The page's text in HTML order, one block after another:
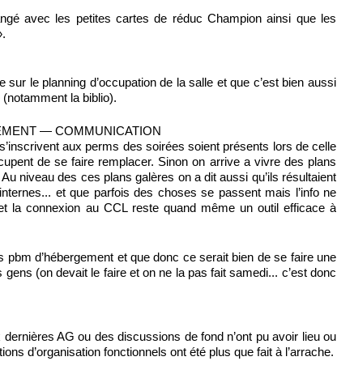
avec les petites cartes de réduc Champion ainsi que les
sur le planning d’occupation de la salle et que c’est bien aussi
la biblio).
— COMMUNICATION
aux perms des soirées soient présents lors de celle
de se faire remplacer. Sinon on arrive a vivre des plans
niveau des ces plans galères on a dit aussi qu’ils résultaient
et que parfois des choses se passent mais l’info ne
la connexion au CCL reste quand même un outil efficace à
d’hébergement et que donc ce serait bien de se faire une
(on devait le faire et on ne la pas fait samedi... c’est donc
AG ou des discussions de fond n’ont pu avoir lieu ou
d’organisation fonctionnels ont été plus que fait à l’arrache.